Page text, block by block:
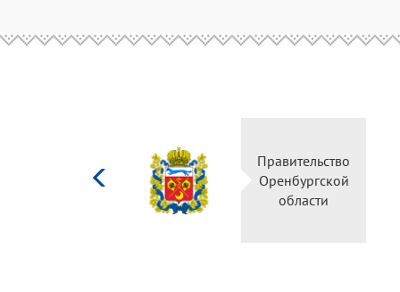
Правительство
Оренбургской
области